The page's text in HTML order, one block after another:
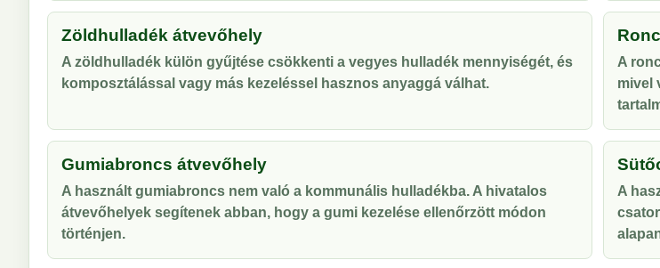
Zöldhulladék átvevőhely
A zöldhulladék külön gyűjtése csökkenti a vegyes hulladék mennyiségét, és
komposztálással vagy más kezeléssel hasznos anyaggá válhat.
A
mivel
Gumiabroncs átvevőhely
A használt gumiabroncs nem való a kommunális hulladékba. A hivatalos
átvevőhelyek segítenek abban, hogy a gumi kezelése ellenőrzött módon
történjen.
A